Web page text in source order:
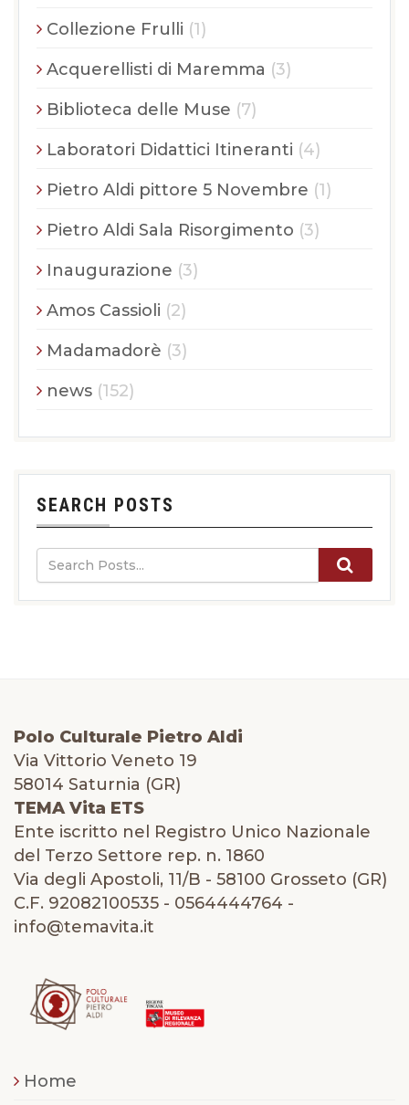
Collezione Frulli (1)
Acquerellisti di Maremma (3)
Biblioteca delle Muse (7)
Laboratori Didattici Itineranti (4)
Pietro Aldi pittore 5 Novembre (1)
Pietro Aldi Sala Risorgimento (3)
Inaugurazione (3)
Amos Cassioli (2)
Madamadorè (3)
news (152)
SEARCH POSTS
Polo Culturale Pietro Aldi
Via Vittorio Veneto 19
58014 Saturnia (GR)
TEMA Vita ETS
Ente iscritto nel Registro Unico Nazionale
del Terzo Settore rep. n. 1860
Via degli Apostoli, 11/B - 58100 Grosseto (GR)
C.F. 92082100535 - 0564444764 -
info@temavita.it
Home